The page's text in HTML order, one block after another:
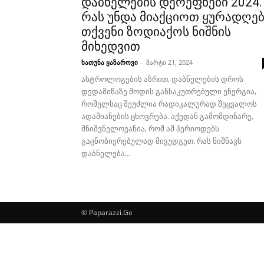
რას უნდა მიაქციოთ
თქვენი ზოდიაქოს ნიშნის
მიხედვით
ხათუნა ყაზაროვი - მარტი 21, 2024
ასტროლოგების აზრით, დაბნელების დროს
დედამიწაზე მოდის განსაკუთრებული ენერგია,
რომელსაც შეუძლია რადიკალურად შეცვალოს
ადამიანების ცხოვრება. აქედან გამომდინარე,
მნიშვნელოვანია, რომ ამ პერიოდებს
გაცნობიერებულად მივუდგეთ. რას ნიშნავს
დაბნელება...
© Paparazzi.Ge